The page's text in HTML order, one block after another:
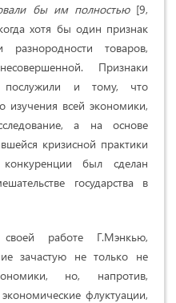
бы им полностью[9,
хотя бы один признак
разнородности товаров,
Признаки
послужили и тому, что
изучения всей экономики,
а на основе
кризисной практики
конкуренциибыл сделан
государства в
работе Г.Мэнкью,
зачастую не только не
но, напротив,
флуктуации,